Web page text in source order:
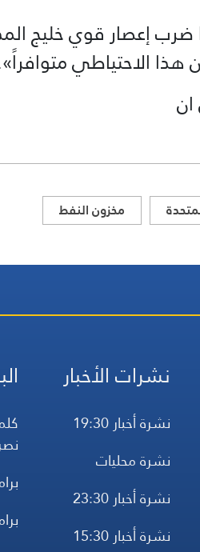
ضرب إعصار قوي خليج
هذا الاحتياطي
مخزون النفط
نشرات الأخبار
نشرة أخبار 19:30
نشرة محليات
نشرة أخبار 23:30
نشرة أخبار 15:30